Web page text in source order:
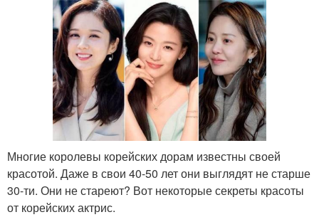
Многие королевы корейских дорам известны своей
красотой. Даже в свои 40-50 лет они выглядят не старше
30-ти. Они не стареют? Вот некоторые секреты красоты
от корейских актрис.